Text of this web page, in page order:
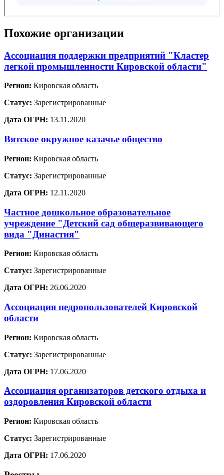
Похожие организации
Ассоциация поддержки предприятий "Кластер
легкой промышленности Кировской области"
Регион: Кировская область
Статус: Зарегистрированные
Дата ОГРН: 13.11.2020
Вятское окружное казачье общество
Регион: Кировская область
Статус: Зарегистрированные
Дата ОГРН: 12.11.2020
Частное дошкольное образовательное
учреждение "Детский сад общеразвивающего
вида "Династия"
Регион: Кировская область
Статус: Зарегистрированные
Дата ОГРН: 26.06.2020
Ассоциация недропользователей Кировской
области
Регион: Кировская область
Статус: Зарегистрированные
Дата ОГРН: 17.06.2020
Ассоциация организаторов детского отдыха и
оздоровления Кировской области
Регион: Кировская область
Статус: Зарегистрированные
Дата ОГРН: 17.06.2020